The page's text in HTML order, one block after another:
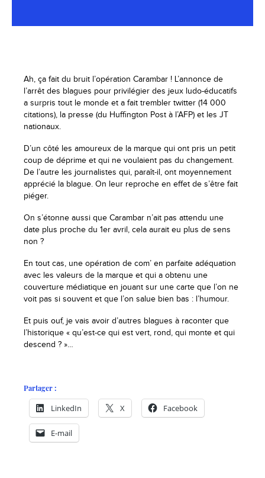
Ah, ça fait du bruit l’opération Carambar ! L’annonce de
l’arrêt des blagues pour privilégier des jeux ludo-éducatifs
a surpris tout le monde et a fait trembler twitter (14 000
citations), la presse (du Huffington Post à l’AFP) et les JT
nationaux.
D’un côté les amoureux de la marque qui ont pris un petit
coup de déprime et qui ne voulaient pas du changement.
De l’autre les journalistes qui, paraît-il, ont moyennement
apprécié la blague. On leur reproche en effet de s’être fait
piéger.
On s’étonne aussi que Carambar n’ait pas attendu une
date plus proche du 1er avril, cela aurait eu plus de sens
non ?
En tout cas, une opération de com’ en parfaite adéquation
avec les valeurs de la marque et qui a obtenu une
couverture médiatique en jouant sur une carte que l’on ne
voit pas si souvent et que l’on salue bien bas : l’humour.
Et puis ouf, je vais avoir d’autres blagues à raconter que
l’historique « qu’est-ce qui est vert, rond, qui monte et qui
descend ? »…
Partager :
LinkedIn X Facebook
E-mail